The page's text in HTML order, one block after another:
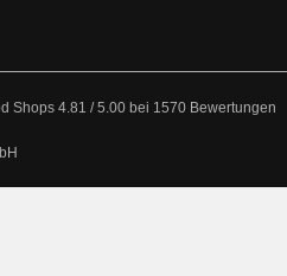
Shops 4.81 /5.00 bei 1570 Bewertungen